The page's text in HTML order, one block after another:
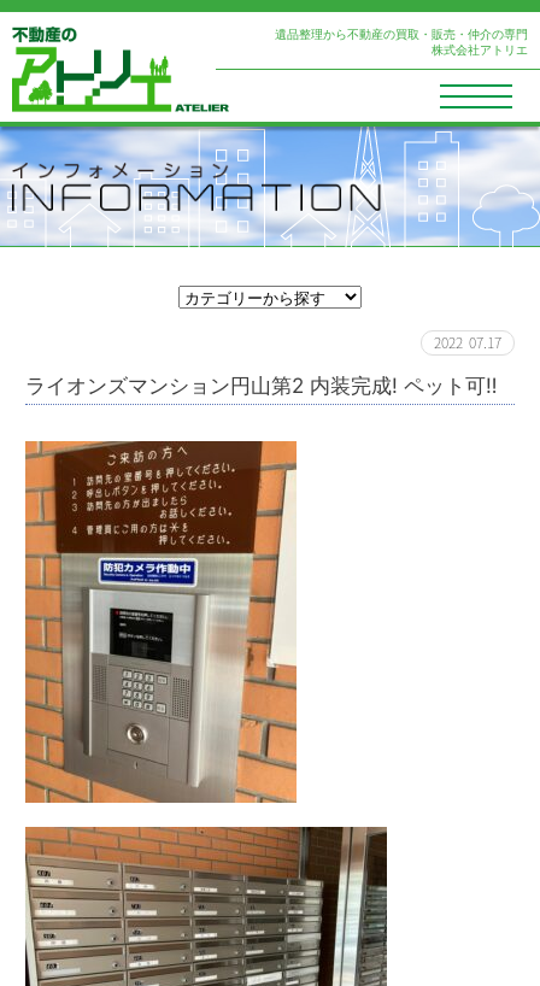
遺品整理から不動産の買取・販売・仲介の専門
株式会社アトリエ
2022 07.17
ライオンズマンション円山第2 内装完成! ペット可‼